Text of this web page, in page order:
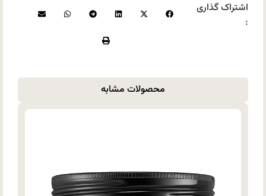
اشتراک گذاری
:
محصولات مشابه